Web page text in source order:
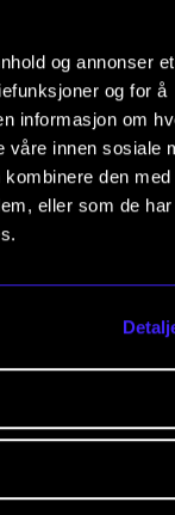
og annonser et
og for å
informasjon om
våre innen sosiale
den med
eller som de
vil
første
Hver ledende
parter
på IN.TUNEs